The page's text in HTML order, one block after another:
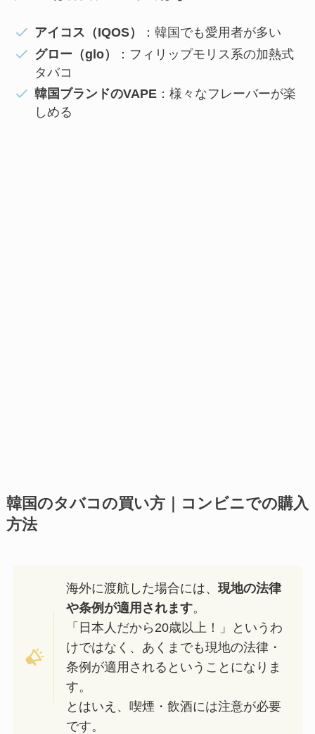
アイコス（IQOS）
：韓国でも愛用者が多い
グロー（glo）
：フィリップモリス系の加熱式
タバコ
韓国ブランドのVAPE ：様々なフレーバーが楽
しめる
韓国のタバコの買い方｜コンビニでの購入
方法
海外に渡航した場合には、現地の法律
や条例が適用されます。
「日本人だから20歳以上！」というわ
けではなく、あくまでも現地の法律・
条例が適用されるということになりま
す。
とはいえ、喫煙・飲酒には注意が必要
です。